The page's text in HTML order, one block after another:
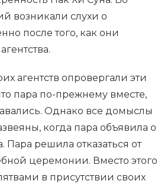
возникали слухи о
после того, как они
агентств опровергали эти
пара по-прежнему вместе,
Однако все домыслы
когда пара объявила о
Пара решила отказаться от
церемонии. Вместо этого
в присутствии своих